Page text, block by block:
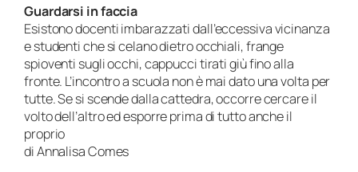
Guardarsi in faccia
Esistono docenti imbarazzati dall’eccessiva vicinanza
e studenti che si celano dietro occhiali, frange
spioventi sugli occhi, cappucci tirati giù fino alla
fronte. L’incontro a scuola non è mai dato una volta per
tutte. Se si scende dalla cattedra, occorre cercare il
volto dell’altro ed esporre prima di tutto anche il
proprio
di Annalisa Comes